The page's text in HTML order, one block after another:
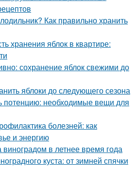
Как правильно хранить
хранения яблок в квартире:
сохранение яблок свежими до
яблоки до следующего сезона
потенцию: необходимые вещи для
болезней: как
и энергию
в летнее время года
куста: от зимней спячки